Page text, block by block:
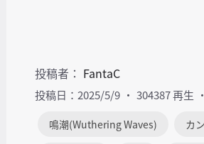
投稿者： FantaC
投稿日：2025/5/9 304387 再生
鳴潮(Wuthering Waves) カ